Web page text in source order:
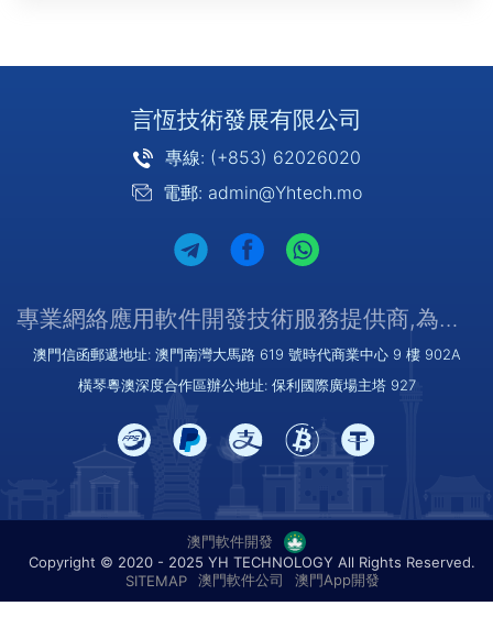
言恆技術發展有限公司
專線: (+853) 62026020
電郵: admin@Yhtech.mo
專業網絡應用軟件開發技術服務提供商,為您提供優質/可靠的服務
澳門信函郵遞地址: 澳門南灣大馬路 619 號時代商業中心 9 樓 902A
橫琴粵澳深度合作區辦公地址: 保利國際廣場主塔 927
澳門軟件開發
Copyright © 2020 - 2025 YH TECHNOLOGY All Rights Reserved.
SITEMAP
澳門軟件公司 澳門App開發